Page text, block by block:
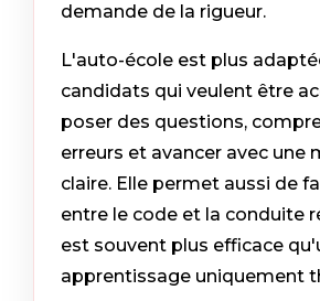
demande de la rigueur.
L'auto-école est plus
candidats qui veulent être
poser des questions,
erreurs et avancer avec une
claire. Elle permet aussi de
entre le code et la conduite
est souvent plus efficace
apprentissage uniquement